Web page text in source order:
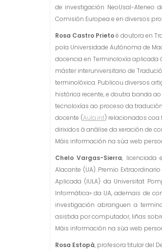
de investigación NeoUsal-Ateneo
Comisión Europea e en diversos
Rosa Castro Prietoé doutora en
pola Universidade Autónoma de
docencia en Terminoloxía aplicada
máster interuniversitario de
terminolóxica. Publicou diversos
histórica recente, e doutra banda
tecnoloxías ao proceso da
docente (Aula.int) relacionados
dirixidos á análise da xeración de
Máis información na súa web
Chelo Vargas-Sierra, licenciada
Alacante (UA). Premio
Aplicada (IULA) da Universitat
Informática» da UA, ademais de
investigación abranguen a
asistida por computador, liñas
Máis información na súa web
Rosa Estopà, profesora titular del